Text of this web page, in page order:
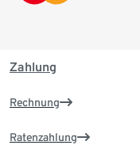
Zahlung
Rechnung
Ratenzahlung